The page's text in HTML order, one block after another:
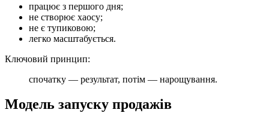
працює з першого дня;
не створює хаосу;
не є тупиковою;
легко масштабується.
Ключовий принцип:
спочатку — результат, потім — нарощування.
Модель запуску продажів